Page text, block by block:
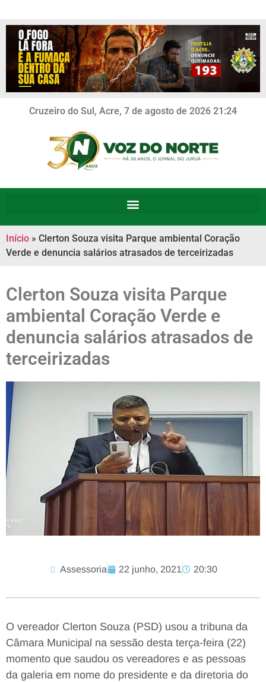
Cruzeiro do Sul, Acre, 7 de agosto de 2026 21:24
Início » Clerton Souza visita Parque ambiental Coração
Verde e denuncia salários atrasados de terceirizadas
Clerton Souza visita Parque
ambiental Coração Verde e
denuncia salários atrasados de
terceirizadas
Assessoria 22 junho, 2021 20:30
O vereador Clerton Souza (PSD) usou a tribuna da
Câmara Municipal na sessão desta terça-feira (22)
momento que saudou os vereadores e as pessoas
da galeria em nome do presidente e da diretoria do